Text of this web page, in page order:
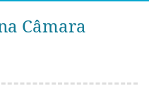
Câmara